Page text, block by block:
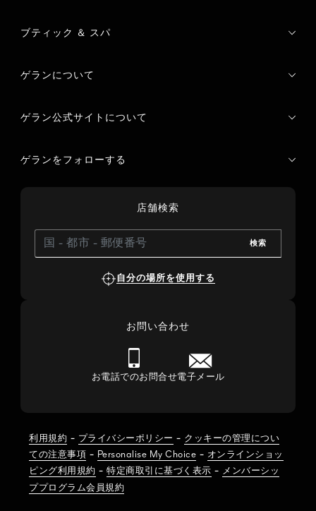
ブティック ＆ スパ
ゲランについて
ゲラン公式サイトについて
ゲランをフォローする
店舗検索
検索
自分の場所を使用する
お問い合わせ
お電話でのお問合せ電子メール
利用規約 - プライバシーポリシー - クッキーの管理につい
ての注意事項 - Personalise My Choice - オンラインショッ
ピング利用規約 - 特定商取引に基づく表示 - メンバーシッ
ププログラム会員規約